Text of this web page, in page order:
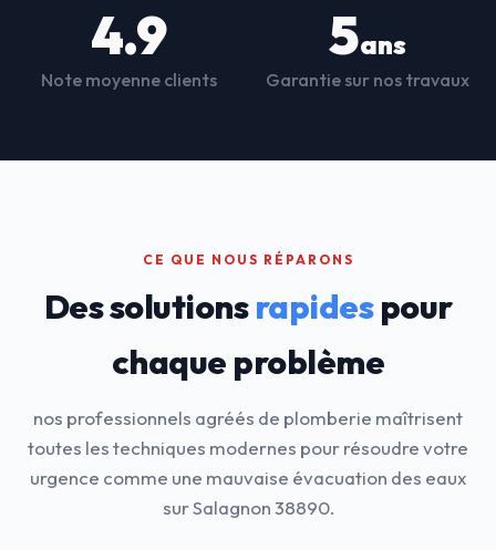
4.9
Note moyenne clients
5ans
Garantie sur nos travaux
CE QUE NOUS RÉPARONS
Des solutionsrapidespour
chaque problème
nos professionnels agréés de plomberie maîtrisent
toutes les techniques modernes pour résoudre votre
urgence comme une mauvaise évacuation des eaux
sur Salagnon 38890.